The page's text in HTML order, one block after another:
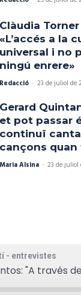
Clàudia
«L’accés a la
universal i no
ningú enrere»
Redacció - 23 de juliol de
Gerard
et pot passar
continuï
cançons quan
Maria Alsina - 23 de juliol
- entrevistes